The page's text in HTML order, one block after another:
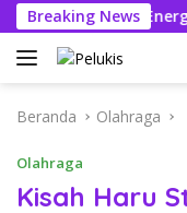
Langsung
ke
konten
Breaking News
Energi Iran
Beranda Olahraga
Olahraga
Kisah Haru